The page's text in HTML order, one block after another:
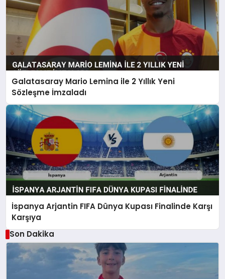
Galatasaray Mario Lemina ile 2 Yıllık Yeni
Sözleşme İmzaladı
İspanya Arjantin FIFA Dünya Kupası Finalinde Karşı
Karşıya
Son Dakika